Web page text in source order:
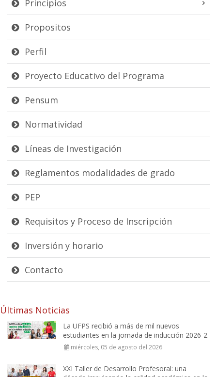
Principios
Propositos
Perfil
Proyecto Educativo del Programa
Pensum
Normatividad
Líneas de Investigación
Reglamentos modalidades de grado
PEP
Requisitos y Proceso de Inscripción
Inversión y horario
Contacto
Últimas Noticias
La UFPS recibió a más de mil nuevos
estudiantes en la jornada de inducción 2026-2
miércoles, 05 de agosto del 2026
XXI Taller de Desarrollo Profesoral: una